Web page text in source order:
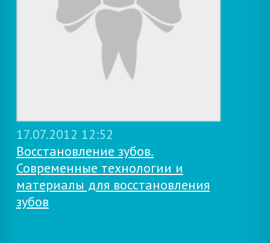
17.07.2012 12:52
Восстановление зубов.
Современные технологии и
материалы для восстановления
зубов